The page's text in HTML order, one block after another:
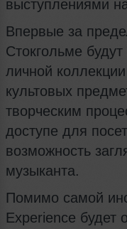
выступлениями
Впервые за
Стокгольме
личной
культовых
творческим
доступе для
возможность
музыканта.
Помимо самой
Experience будет